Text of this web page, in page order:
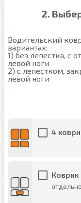
2.
Водительский
вариантах:
1) без лепестка, с
левой ноги
2) с лепестком,
левой ноги
4
Коврик